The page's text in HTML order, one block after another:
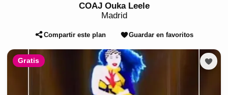
COAJ Ouka Leele
Madrid
Compartir este plan Guardar en favoritos
Gratis